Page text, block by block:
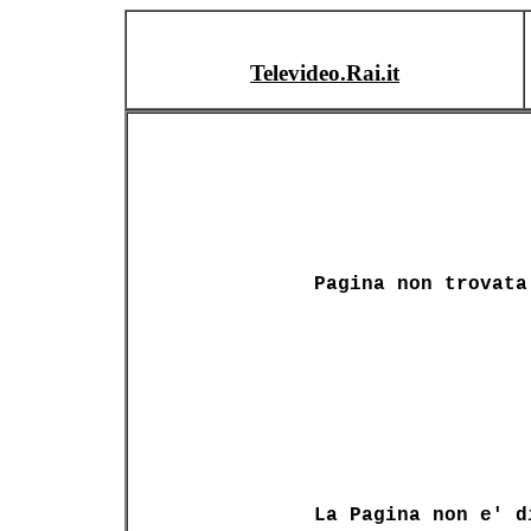
Televideo.Rai.it
Pagina non trovata
La Pagina non e'